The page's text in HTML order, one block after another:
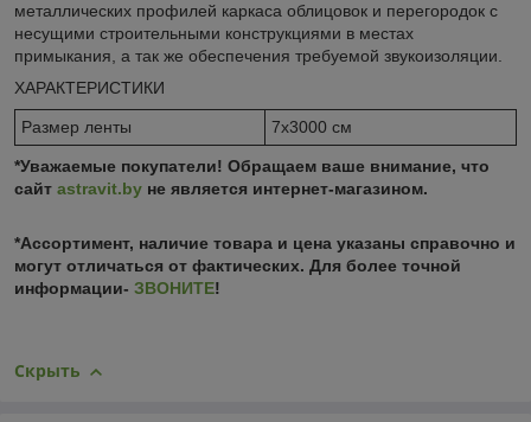
металлических профилей каркаса облицовок и перегородок с
несущими строительными конструкциями в местах
примыкания, а так же обеспечения требуемой звукоизоляции.
ХАРАКТЕРИСТИКИ
Размер ленты 7х3000 см
*Уважаемые покупатели! Обращаем ваше внимание, что
сайт astravit.by не является интернет-магазином.
*Ассортимент, наличие товара и цена указаны справочно и
могут отличаться от фактических. Для более точной
информации- ЗВОНИТЕ!
Скрыть